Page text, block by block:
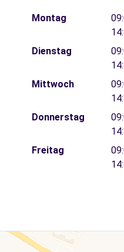
Montag
Dienstag
Mittwoch
Donnerstag
Freitag